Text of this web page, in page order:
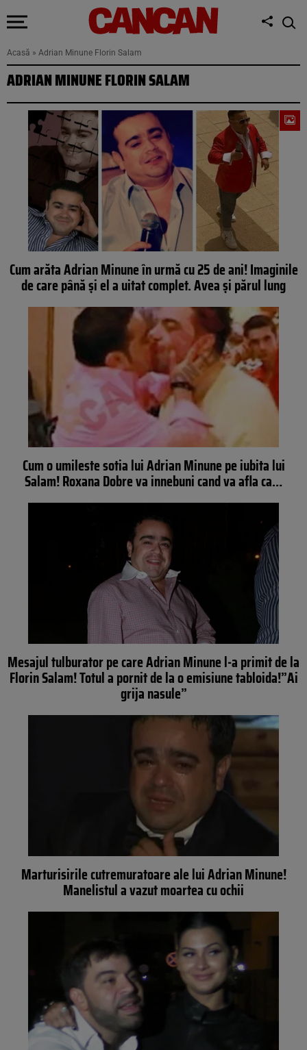
Acasă » Adrian Minune Florin Salam
ADRIAN MINUNE FLORIN SALAM
Cum arăta Adrian Minune în urmă cu 25 de ani! Imaginile
de care până şi el a uitat complet. Avea şi părul lung
Cum o umileste sotia lui Adrian Minune pe iubita lui
Salam! Roxana Dobre va innebuni cand va afla ca…
Mesajul tulburator pe care Adrian Minune l-a primit de la
Florin Salam! Totul a pornit de la o emisiune tabloida!”Ai
grija nasule”
Marturisirile cutremuratoare ale lui Adrian Minune!
Manelistul a vazut moartea cu ochii